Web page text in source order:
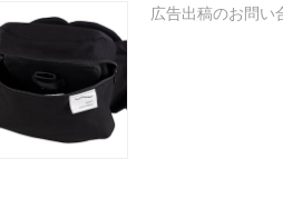
広告出稿のお問い